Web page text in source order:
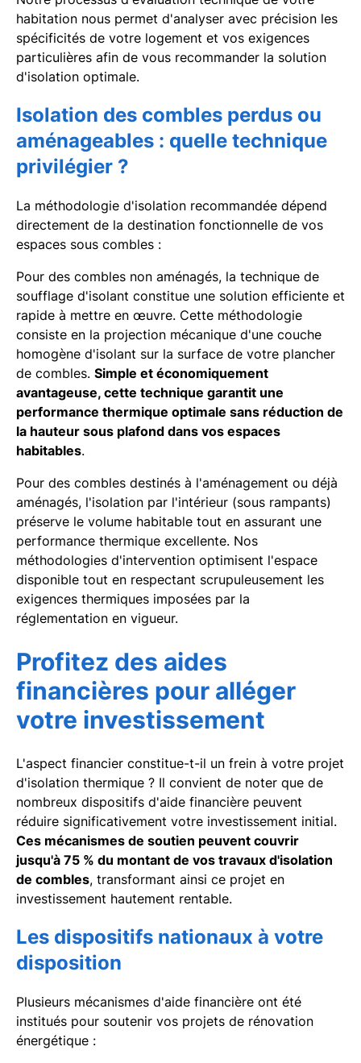
habitation nous permet d'analyser avec précision les
spécificités de votre logement et vos exigences
particulières afin de vous recommander la solution
d'isolation optimale.
Isolation des combles perdus ou
aménageables : quelle technique
privilégier ?
La méthodologie d'isolation recommandée dépend
directement de la destination fonctionnelle de vos
espaces sous combles :
Pour des combles non aménagés, la technique de
soufflage d'isolant constitue une solution efficiente et
rapide à mettre en œuvre. Cette méthodologie
consiste en la projection mécanique d'une couche
homogène d'isolant sur la surface de votre plancher
de combles. Simple et économiquement
avantageuse, cette technique garantit une
performance thermique optimale sans réduction de
la hauteur sous plafond dans vos espaces
habitables.
Pour des combles destinés à l'aménagement ou déjà
aménagés, l'isolation par l'intérieur (sous rampants)
préserve le volume habitable tout en assurant une
performance thermique excellente. Nos
méthodologies d'intervention optimisent l'espace
disponible tout en respectant scrupuleusement les
exigences thermiques imposées par la
réglementation en vigueur.
Profitez des aides
financières pour alléger
votre investissement
L'aspect financier constitue-t-il un frein à votre projet
d'isolation thermique ? Il convient de noter que de
nombreux dispositifs d'aide financière peuvent
réduire significativement votre investissement initial.
Ces mécanismes de soutien peuvent couvrir
jusqu'à 75 % du montant de vos travaux d'isolation
de combles, transformant ainsi ce projet en
investissement hautement rentable.
Les dispositifs nationaux à votre
disposition
Plusieurs mécanismes d'aide financière ont été
institués pour soutenir vos projets de rénovation
énergétique :